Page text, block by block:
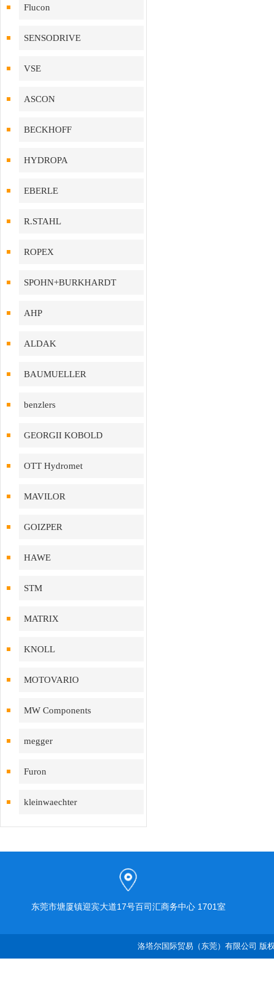
Flucon
SENSODRIVE
VSE
ASCON
BECKHOFF
HYDROPA
EBERLE
R.STAHL
ROPEX
SPOHN+BURKHARDT
AHP
ALDAK
BAUMUELLER
benzlers
GEORGII KOBOLD
OTT Hydromet
MAVILOR
GOIZPER
HAWE
STM
MATRIX
KNOLL
MOTOVARIO
MW Components
megger
Furon
kleinwaechter
东莞市塘厦镇迎宾大道17号百司汇商务中心 1701室
洛塔尔国际贸易（东莞）有限公司 版